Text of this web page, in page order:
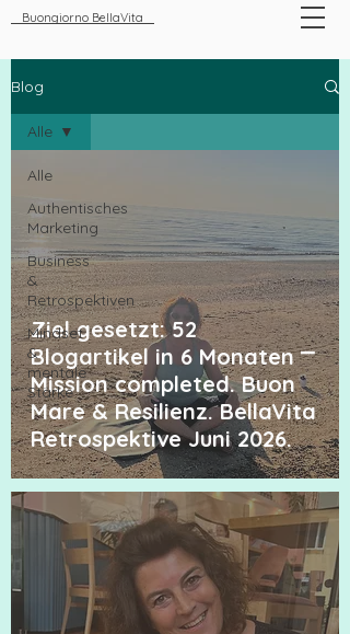
Buongiorno BellaVita
Blog
Alle
Authentisches
Marketing
Business
&
Retrospektiven
Mindset
&
mentale
Stärke
Alle
Ziel gesetzt: 52
Blogartikel in 6 Monaten ⎻
Mission completed. Buon
Mare & Resilienz. BellaVita
Retrospektive Juni 2026.